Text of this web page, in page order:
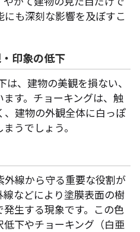
も深刻な影響を及ぼすこ
印象の低下
、建物の美観を損ない、
す。チョーキングは、触
建物の外観全体に白っぽ
うでしょう。
線から守る重要な役割が
などにより塗膜表面の樹
生する現象です。この色
下やチョーキング（白亜